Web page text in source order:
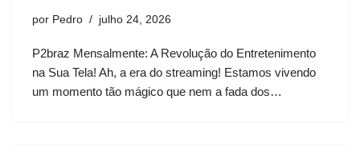
por Pedro julho 24, 2026
P2braz Mensalmente: A Revolução do Entretenimento
na Sua Tela! Ah, a era do streaming! Estamos vivendo
um momento tão mágico que nem a fada dos…